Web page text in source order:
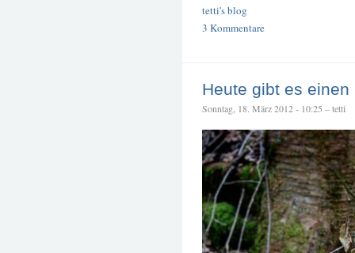
tetti's blog
3 Kommentare
Heute gibt es einen
Sonntag, 18. März 2012 - 10:25 – tetti